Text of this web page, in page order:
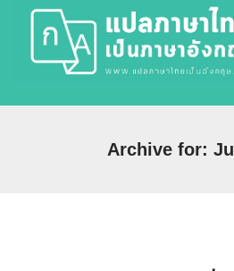
Archive for: